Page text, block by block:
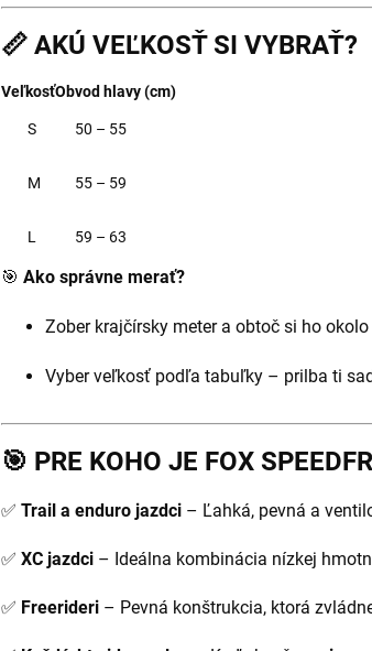
📏 AKÚ VEĽKOSŤ SI VYBRAŤ?
VeľkosťObvod hlavy (cm)
S 50 – 55
M 55 – 59
L 59 – 63
🎯 Ako správne merať?
Zober krajčírsky meter a obtoč si ho
Vyber veľkosť podľa tabuľky – prilba ti
🎯 PRE KOHO JE FOX
✅ Trail a enduro jazdci – Ľahká, pevná a
✅ XC jazdci – Ideálna kombinácia nízkej
✅ Freerideri – Pevná konštrukcia, ktorá